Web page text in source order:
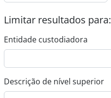
Limitar resultados para:
Entidade custodiadora
Descrição de nível superior